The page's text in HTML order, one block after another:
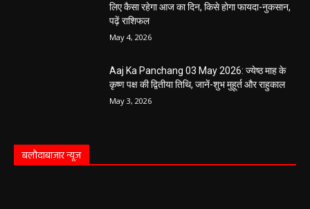
लिए कैसा रहेगा आज का दिन, किसे होगा फायदा-नुकसान,
पढ़ें राशिफल
May 4, 2026
Aaj Ka Panchang 03 May 2026: ज्येष्ठ माह के
कृष्ण पक्ष की द्वितीया तिथि, जानें-शुभ मुहूर्त और राहुकाल
May 3, 2026
बलौदाबाज़ार न्यूज़